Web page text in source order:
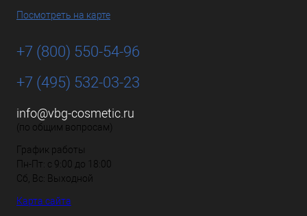
Посмотреть на карте
+7 (800) 550-54-96
+7 (495) 532-03-23
info@vbg-cosmetic.ru
(по общим вопросам)
График работы
Пн-Пт: с 9:00 до 18:00
Сб, Вс: Выходной
Карта сайта